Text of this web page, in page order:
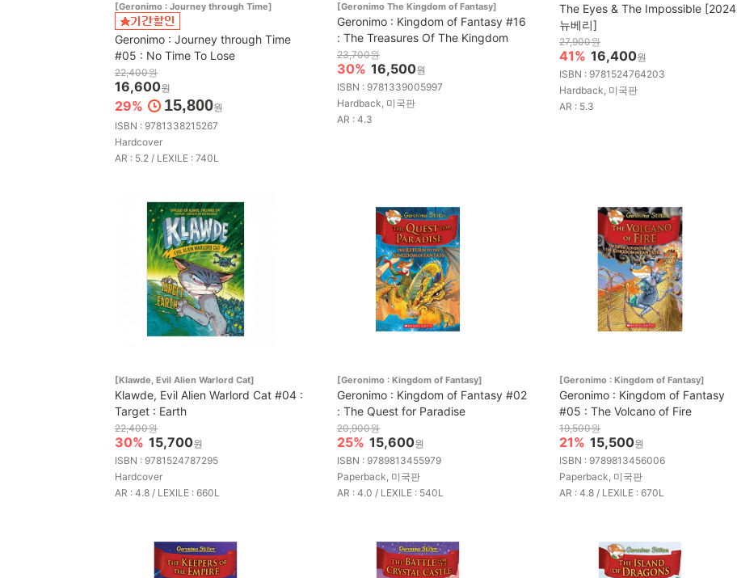
[Geronimo : Journey through Time]
Geronimo : Journey through Time
#05 : No Time To Lose
22,400원
16,600원
29% 15,800원
ISBN : 9781338215267
Hardcover
AR : 5.2 / LEXILE : 740L
[Geronimo The Kingdom of Fantasy]
Geronimo : Kingdom of Fantasy #16
: The Treasures Of The Kingdom
23,700원
30% 16,500원
ISBN : 9781339005997
Hardback, 미국판
AR : 4.3
The Eyes & The Impossible [2024
뉴베리]
27,900원
41% 16,400원
ISBN : 9781524764203
Hardback, 미국판
AR : 5.3
[Klawde, Evil Alien Warlord Cat]
Klawde, Evil Alien Warlord Cat #04 :
Target : Earth
22,400원
30% 15,700원
ISBN : 9781524787295
Hardcover
AR : 4.8 / LEXILE : 660L
[Geronimo : Kingdom of Fantasy]
Geronimo : Kingdom of Fantasy #02
: The Quest for Paradise
20,900원
25% 15,600원
ISBN : 9789813455979
Paperback, 미국판
AR : 4.0 / LEXILE : 540L
[Geronimo : Kingdom of Fantasy]
Geronimo : Kingdom of Fantasy
#05 : The Volcano of Fire
19,500원
21% 15,500원
ISBN : 9789813456006
Paperback, 미국판
AR : 4.8 / LEXILE : 670L